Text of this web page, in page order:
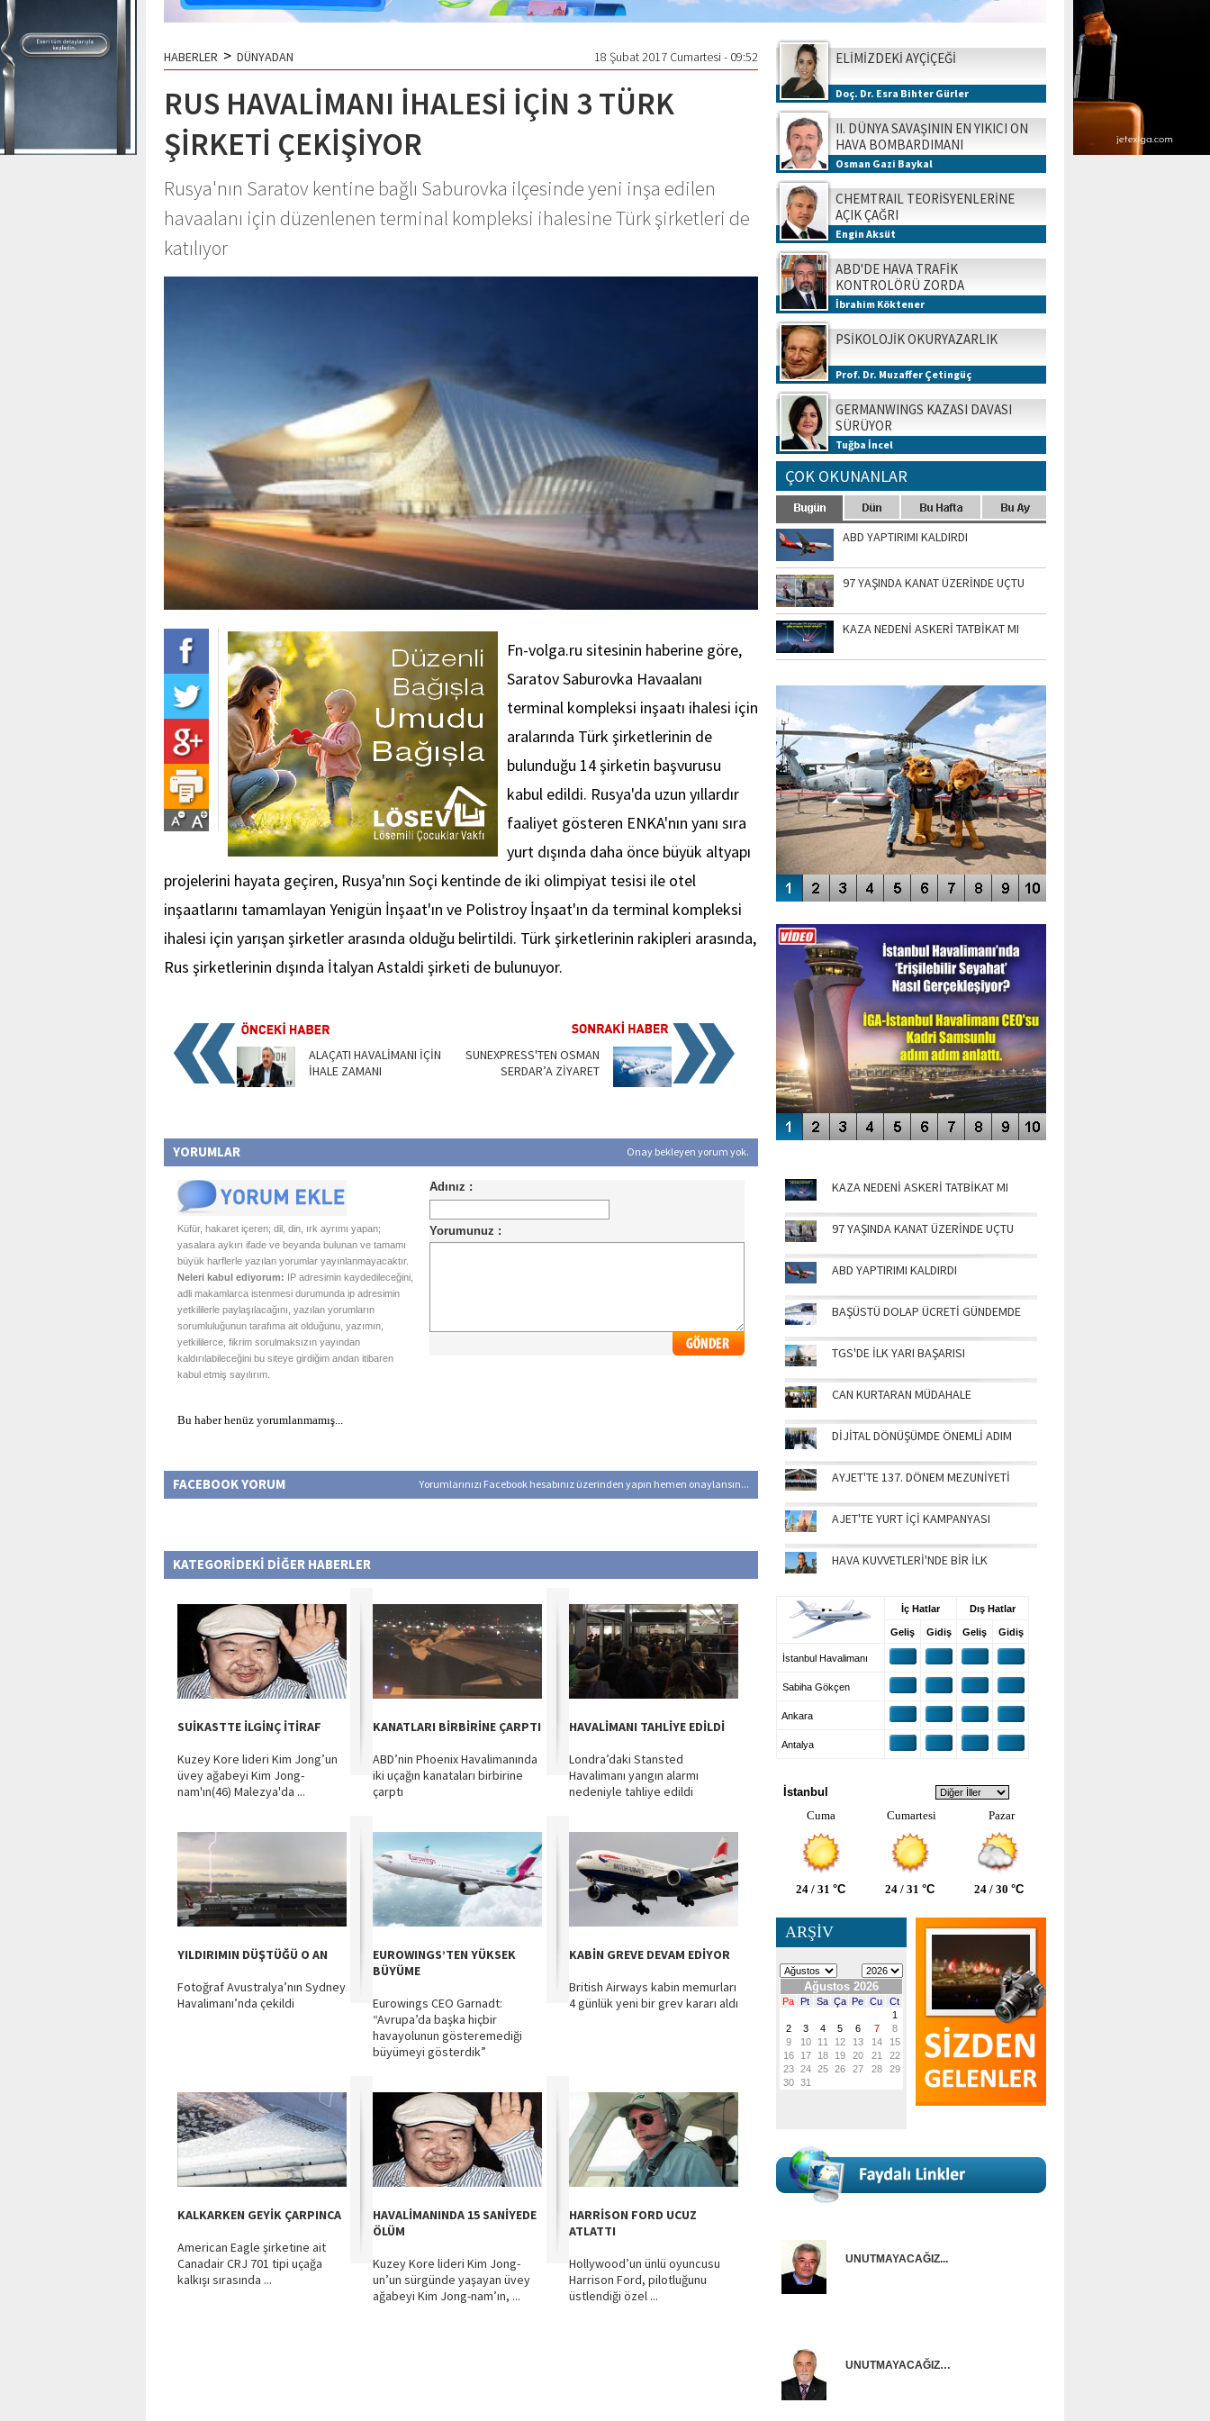
HABERLER > DÜNYADAN 18 Şubat 2017 Cumartesi - 09:52
RUS HAVALİMANI İHALESİ İÇİN 3 TÜRK
ŞİRKETİ ÇEKİŞİYOR
Rusya'nın Saratov kentine bağlı Saburovka ilçesinde yeni inşa edilen
havaalanı için düzenlenen terminal kompleksi ihalesine Türk şirketleri de
katılıyor
Fn-volga.ru sitesinin haberine göre,
Saratov Saburovka Havaalanı
terminal kompleksi inşaatı ihalesi için
aralarında Türk şirketlerinin de
bulunduğu 14 şirketin başvurusu
kabul edildi. Rusya'da uzun yıllardır
faaliyet gösteren ENKA'nın yanı sıra
yurt dışında daha önce büyük altyapı
projelerini hayata geçiren, Rusya'nın Soçi kentinde de iki olimpiyat tesisi ile otel
inşaatlarını tamamlayan Yenigün İnşaat'ın ve Polistroy İnşaat'ın da terminal kompleksi
ihalesi için yarışan şirketler arasında olduğu belirtildi. Türk şirketlerinin rakipleri arasında,
Rus şirketlerinin dışında İtalyan Astaldi şirketi de bulunuyor.
ALAÇATI HAVALİMANI İÇİN
İHALE ZAMANI
SUNEXPRESS'TEN OSMAN
SERDAR’A ZİYARET
YORUMLAR Onay bekleyen yorum yok.
Küfür, hakaret içeren; dil, din, ırk ayrımı yapan;
yasalara aykırı ifade ve beyanda bulunan ve tamamı
büyük harflerle yazılan yorumlar yayınlanmayacaktır.
Neleri kabul ediyorum: IP adresimin kaydedileceğini,
adli makamlarca istenmesi durumunda ip adresimin
yetkililerle paylaşılacağını, yazılan yorumların
sorumluluğunun tarafıma ait olduğunu, yazımın,
yetkililerce, fikrim sorulmaksızın yayından
kaldırılabileceğini bu siteye girdiğim andan itibaren
kabul etmiş sayılırım.
Bu haber henüz yorumlanmamış...
FACEBOOK YORUM Yorumlarınızı Facebook hesabınız üzerinden yapın hemen onaylansın...
KATEGORİDEKİ DİĞER HABERLER
SUİKASTTE İLGİNÇ İTİRAF
Kuzey Kore lideri Kim Jong’un
üvey ağabeyi Kim Jong-
nam'ın(46) Malezya'da ...
KANATLARI BİRBİRİNE ÇARPTI
ABD’nin Phoenix Havalimanında
iki uçağın kanataları birbirine
çarptı
HAVALİMANI TAHLİYE EDİLDİ
Londra’daki Stansted
Havalimanı yangın alarmı
nedeniyle tahliye edildi
YILDIRIMIN DÜŞTÜĞÜ O AN
Fotoğraf Avustralya’nın Sydney
Havalimanı’nda çekildi
EUROWINGS’TEN YÜKSEK
BÜYÜME
Eurowings CEO Garnadt:
“Avrupa’da başka hiçbir
havayolunun gösteremediği
büyümeyi gösterdik”
KABİN GREVE DEVAM EDİYOR
British Airways kabin memurları
4 günlük yeni bir grev kararı aldı
KALKARKEN GEYİK ÇARPINCA
American Eagle şirketine ait
Canadair CRJ 701 tipi uçağa
kalkışı sırasında ...
HAVALİMANINDA 15 SANİYEDE
ÖLÜM
Kuzey Kore lideri Kim Jong-
un’un sürgünde yaşayan üvey
ağabeyi Kim Jong-nam’ın, ...
HARRİSON FORD UCUZ
ATLATTI
Hollywood’un ünlü oyuncusu
Harrison Ford, pilotluğunu
üstlendiği özel ...
ELİMİZDEKİ AYÇİÇEĞİ
Doç. Dr. Esra Bihter Gürler
II. DÜNYA SAVAŞININ EN YIKICI ON
HAVA BOMBARDIMANI
Osman Gazi Baykal
CHEMTRAIL TEORİSYENLERİNE
AÇIK ÇAĞRI
Engin Aksüt
ABD'DE HAVA TRAFİK
KONTROLÖRÜ ZORDA
İbrahim Köktener
PSİKOLOJİK OKURYAZARLIK
Prof. Dr. Muzaffer Çetingüç
GERMANWINGS KAZASI DAVASI
SÜRÜYOR
Tuğba İncel
ÇOK OKUNANLAR
ABD YAPTIRIMI KALDIRDI
97 YAŞINDA KANAT ÜZERİNDE UÇTU
KAZA NEDENİ ASKERİ TATBİKAT MI
SİNGAPUR AIRSHOW-2020
ENGELLERİN AŞILDIĞI HAVALİMANI
KAZA NEDENİ ASKERİ TATBİKAT MI
97 YAŞINDA KANAT ÜZERİNDE UÇTU
ABD YAPTIRIMI KALDIRDI
BAŞÜSTÜ DOLAP ÜCRETİ GÜNDEMDE
TGS'DE İLK YARI BAŞARISI
CAN KURTARAN MÜDAHALE
DİJİTAL DÖNÜŞÜMDE ÖNEMLİ ADIM
AYJET'TE 137. DÖNEM MEZUNİYETİ
AJET'TE YURT İÇİ KAMPANYASI
HAVA KUVVETLERİ'NDE BİR İLK
İç Hatlar Dış Hatlar
Geliş Gidiş Geliş Gidiş
İstanbul Havalimanı
Sabiha Gökçen
Ankara
Antalya
İstanbul
Cuma
Cumartesi Pazar
24 / 31 °C 24 / 31 °C 24 / 30 °C
ARŞİV
UNUTMAYACAĞIZ...
UNUTMAYACAĞIZ…